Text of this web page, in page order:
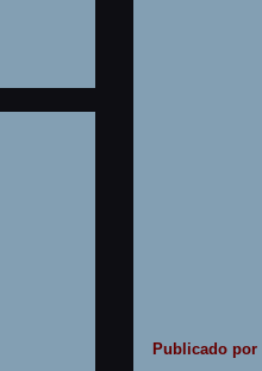
Publicado por